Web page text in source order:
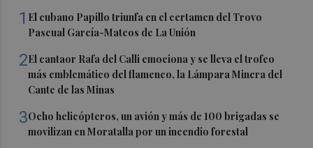
1 El cubano Papillo triunfa en el certamen del Trovo
Pascual García-Mateos de La Unión
2El cantaor Rafa del Calli emociona y se lleva el trofeo
más emblemático del flamenco, la Lámpara Minera del
Cante de las Minas
3Ocho helicópteros, un avión y más de 100 brigadas se
movilizan en Moratalla por un incendio forestal